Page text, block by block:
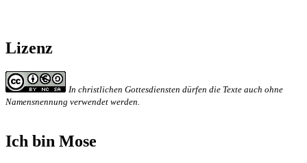
Lizenz
In christlichen Gottesdiensten dürfen die Texte auch ohne
Namensnennung verwendet werden.
Ich bin Mose